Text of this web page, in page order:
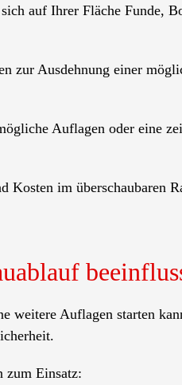
auf Ihrer Fläche Funde,
zur Ausdehnung einer
Auflagen oder eine
im überschaubaren
weitere Auflagen starten
zum Einsatz: